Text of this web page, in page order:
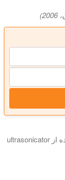
پراکندگی التراسونیک کربن سیاه و سفید با استفاده از ultrasonicator